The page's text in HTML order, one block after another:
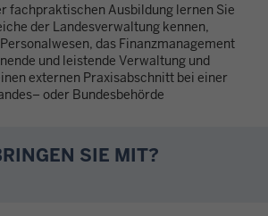
fachpraktischen Ausbildung lernen Sie
der Landesverwaltung kennen,
das Finanzmanagement
und leistende Verwaltung und
externen Praxisabschnitt bei einer
oder Bundesbehörde
SIE MIT?